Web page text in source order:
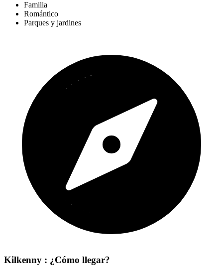
Familia
Romántico
Parques y jardines
Kilkenny : ¿Cómo llegar?